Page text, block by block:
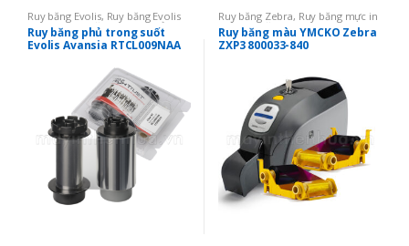
Ruy băng Evolis, Ruy băng Evolis
Avansia ,Ruy băng mực in thẻ
băng màu YMCKO
Ruy băng phủ trong suốt
Evolis Avansia RTCL009NAA
Ruy băng Zebra, Ruy băng mực in
thẻ, Ruy băng màu YMCKO
Ruy băng màu YMCKO Zebra
ZXP3 800033-840